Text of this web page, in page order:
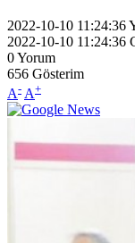
2022-10-10 11:24:36
2022-10-10 11:24:36
0Yorum
656 Gösterim
A- A+